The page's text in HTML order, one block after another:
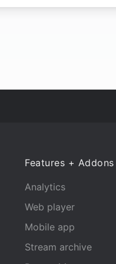
Features + Addons
Analytics
Web player
Mobile app
Stream archive